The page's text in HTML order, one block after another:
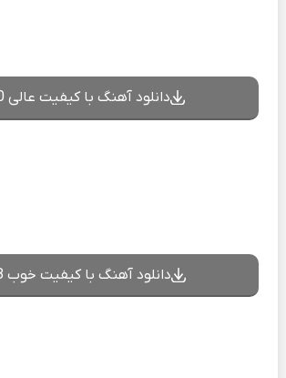
دانلود آهنگ با کیفیت عالی 320
دانلود آهنگ با کیفیت خوب 128